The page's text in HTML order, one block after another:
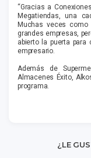
“Gracias a
Megatiendas, una
Muchas veces como
grandes empresas,
abierto la puerta para
empresario.
Además de
Almacenes Éxito,
programa.
¿LE